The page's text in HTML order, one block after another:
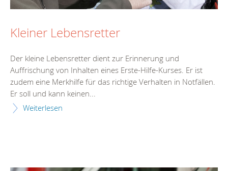
Kleiner Lebensretter
Der kleine Lebensretter dient zur Erinnerung und
Auffrischung von Inhalten eines Erste-Hilfe-Kurses. Er ist
zudem eine Merkhilfe für das richtige Verhalten in Notfällen.
Er soll und kann keinen...
Weiterlesen